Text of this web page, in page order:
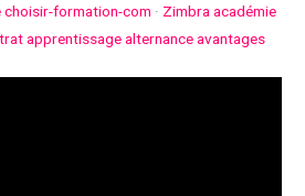
choisir-formation-com · Zimbra académie
apprentissage alternance avantages